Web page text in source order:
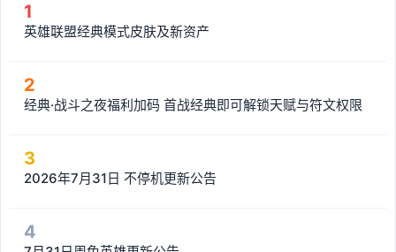
1
英雄联盟经典模式皮肤及新资产
2
经典·战斗之夜福利加码 首战经典即可解锁天赋与符文权限
3
2026年7月31日 不停机更新公告
4